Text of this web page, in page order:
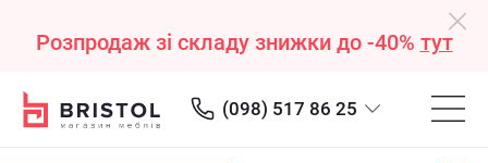
Розпродаж зі складу знижки до -40% тут
(098) 517 86 25